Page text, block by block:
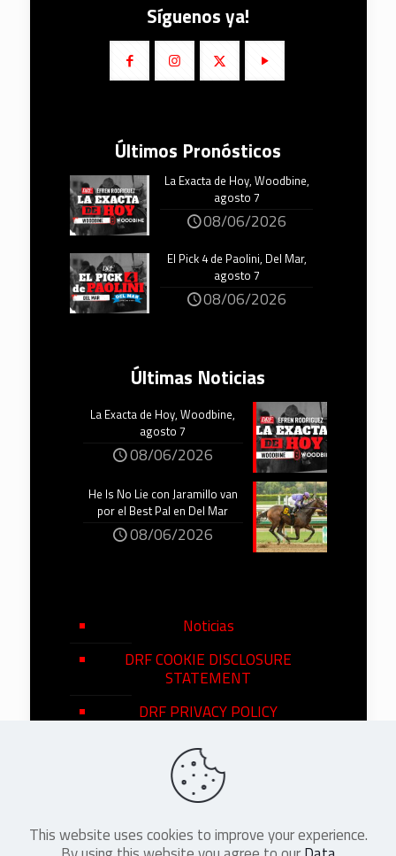
Síguenos ya!
Últimos Pronósticos
La Exacta de Hoy, Woodbine,
agosto 7
08/06/2026
El Pick 4 de Paolini, Del Mar,
agosto 7
08/06/2026
Últimas Noticias
La Exacta de Hoy, Woodbine,
agosto 7
08/06/2026
He Is No Lie con Jaramillo van
por el Best Pal en Del Mar
08/06/2026
Noticias
DRF COOKIE DISCLOSURE
STATEMENT
DRF PRIVACY POLICY
©2026DRF en Español. All Rights
This website uses cookies to improve your experience.